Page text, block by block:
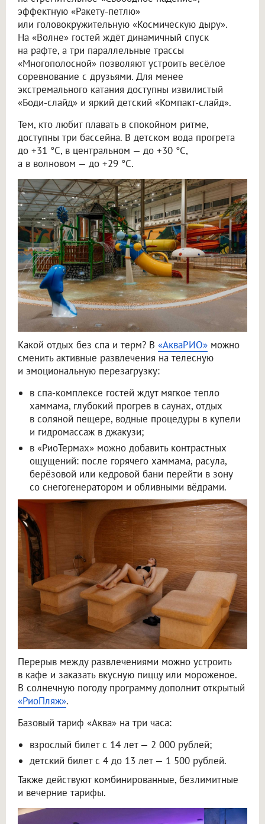
эффектную «Ракету-петлю»
или головокружительную «Космическую дыру».
На «Волне» гостей ждёт динамичный спуск
на рафте, а три параллельные трассы
«Многополосной» позволяют устроить весёлое
соревнование с друзьями. Для менее
экстремального катания доступны извилистый
«Боди-слайд» и яркий детский «Компакт-слайд».
Тем, кто любит плавать в спокойном ритме,
доступны три бассейна. В детском вода прогрета
до +31 °C, в центральном — до +30 °C,
а в волновом — до +29 °C.
Какой отдых без спа и терм? В «АкваРИО» можно
сменить активные развлечения на телесную
и эмоциональную перезагрузку:
в спа-комплексе гостей ждут мягкое тепло
хаммама, глубокий прогрев в саунах, отдых
в соляной пещере, водные процедуры в купели
и гидромассаж в джакузи;
в «РиоТермах» можно добавить контрастных
ощущений: после горячего хаммама, расула,
берёзовой или кедровой бани перейти в зону
со снегогенератором и обливными вёдрами.
Перерыв между развлечениями можно устроить
в кафе и заказать вкусную пиццу или мороженое.
В солнечную погоду программу дополнит открытый
«РиоПляж».
Базовый тариф «Аква» на три часа:
взрослый билет с 14 лет — 2 000 рублей;
детский билет с 4 до 13 лет — 1 500 рублей.
Также действуют комбинированные, безлимитные
и вечерние тарифы.